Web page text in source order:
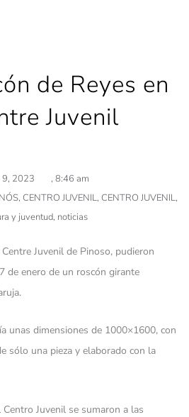
de Reyes en
Juvenil
9, 2023 , 8:46 am
, CENTRO JUVENIL, CENTRO JUVENIL,
y juventud, noticias
Juvenil de Pinoso, pudieron
de enero de un roscón girante
unas dimensiones de 1000×1600, con
sólo una pieza y elaborado con la
Juvenil se sumaron a las